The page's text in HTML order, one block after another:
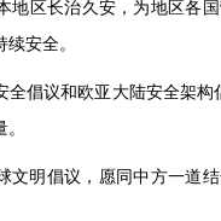
地区长治久安，为地区各
安全。
全倡议和欧亚大陆安全架
文明倡议，愿同中方一道